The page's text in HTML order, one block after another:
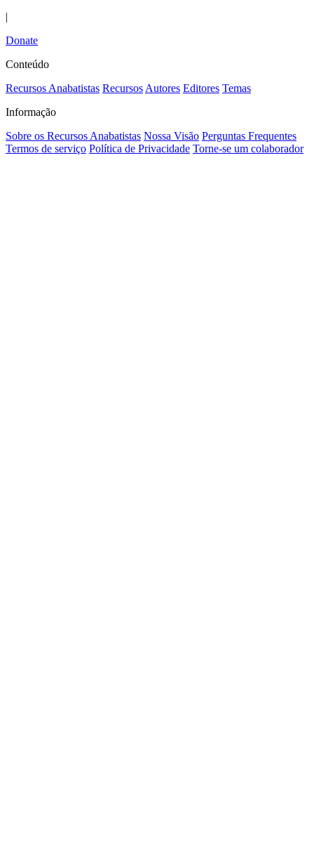
|
Donate
Conteúdo
Recursos Anabatistas Recursos Autores Editores Temas
Informação
Sobre os Recursos Anabatistas Nossa Visão Perguntas Frequentes
Termos de serviço Política de Privacidade Torne-se um colaborador